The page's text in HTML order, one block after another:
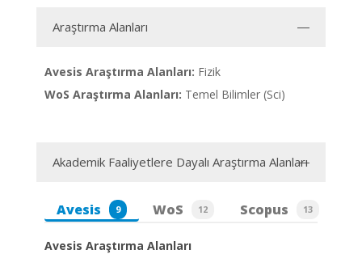
Araştırma Alanları
Avesis Araştırma Alanları: Fizik
WoS Araştırma Alanları: Temel Bilimler (Sci)
Akademik Faaliyetlere Dayalı Araştırma Alanları
Avesis 9 WoS 12 Scopus 13
Avesis Araştırma Alanları